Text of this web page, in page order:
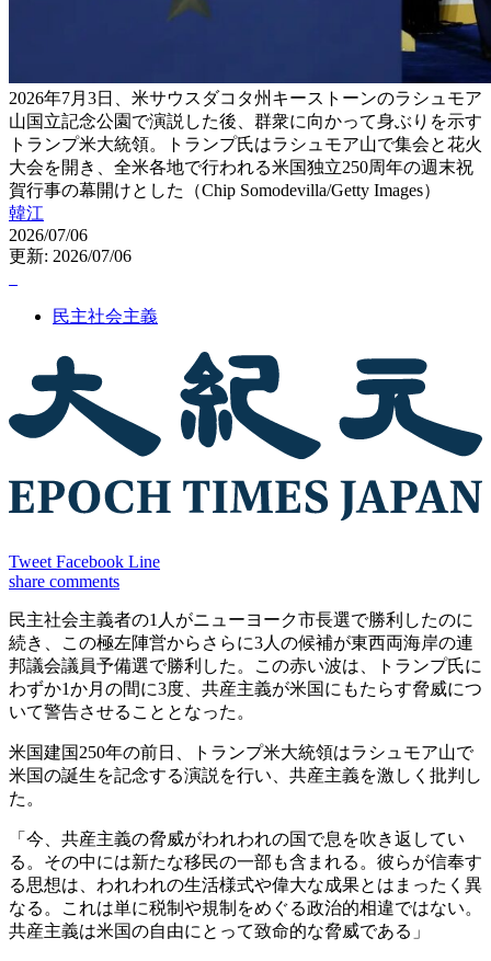
2026年7月3日、米サウスダコタ州キーストーンのラシュモア
山国立記念公園で演説した後、群衆に向かって身ぶりを示す
トランプ米大統領。トランプ氏はラシュモア山で集会と花火
大会を開き、全米各地で行われる米国独立250周年の週末祝
賀行事の幕開けとした（Chip Somodevilla/Getty Images）
韓江
2026/07/06
更新: 2026/07/06
民主社会主義
Tweet Facebook Line
share comments
民主社会主義者の1人がニューヨーク市長選で勝利したのに
続き、この極左陣営からさらに3人の候補が東西両海岸の連
邦議会議員予備選で勝利した。この赤い波は、トランプ氏に
わずか1か月の間に3度、共産主義が米国にもたらす脅威につ
いて警告させることとなった。
米国建国250年の前日、トランプ米大統領はラシュモア山で
米国の誕生を記念する演説を行い、共産主義を激しく批判し
た。
「今、共産主義の脅威がわれわれの国で息を吹き返してい
る。その中には新たな移民の一部も含まれる。彼らが信奉す
る思想は、われわれの生活様式や偉大な成果とはまったく異
なる。これは単に税制や規制をめぐる政治的相違ではない。
共産主義は米国の自由にとって致命的な脅威である」